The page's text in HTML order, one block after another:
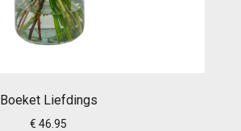
Boeket Liefdings
€ 46.95